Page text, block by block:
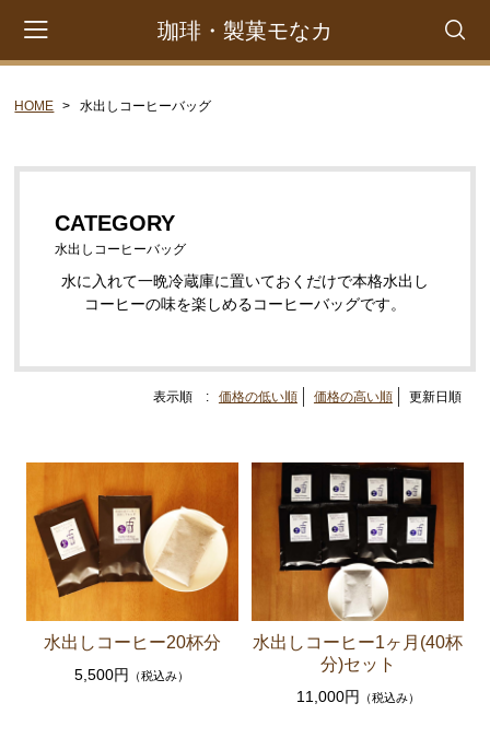
珈琲・製菓モなカ
CATEGORY
ドリップパックコーヒー
コーヒー豆
水出しコーヒーバッグ
お菓子
HOME 水出しコーヒーバッグ
CATEGORY
水出しコーヒーバッグ
水に入れて一晩冷蔵庫に置いておくだけで本格水出し
コーヒーの味を楽しめるコーヒーバッグです。
表示順 : 価格の低い順 価格の高い順 更新日順
水出しコーヒー20杯分
5,500円 （税込み）
水出しコーヒー1ヶ月(40杯
分)セット
11,000円 （税込み）